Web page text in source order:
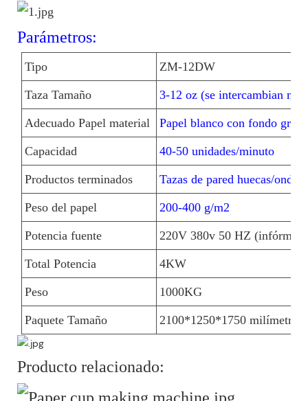
Parámetros:
Tipo ZM-12DW
Taza Tamaño 3-12 oz (se intercambian
Adecuado Papel material Papel blanco con fondo gris.
Capacidad 40-50 unidades/minuto
Productos terminados Tazas de pared huecas/
Peso del papel 200-400 g/m2
Potencia fuente 220V 380v 50 HZ
Total Potencia 4KW
Peso 1000KG
Paquete Tamaño 2100*1250*1750 milímetro
Producto relacionado: